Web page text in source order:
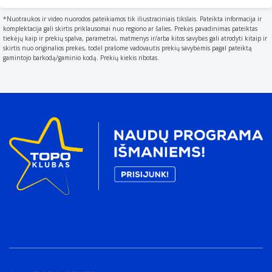
Baterijos amžiškumas
10 metai
Talpinimas palaikomas
Where the product can be placed e.g. indoor/outdoor
Produkto spalva
Baterija
Baterijos technologija
The type of battery in the device
VRLA AGM
If possible
*Nuotraukos ir video nuorodos pateikiamos tik iliustraciniais tikslais. Pateikta informacija ir
komplektacija gali skirtis priklausomai nuo regiono ar šalies. Prekės pavadinimas pateiktas
tiekėjų kaip ir prekių spalva, parametrai, matmenys ir/arba kitos savybės gali atrodyti kitaip ir
skirtis nuo originalios prekės, todėl prašome vadovautis prekių savybėmis pagal pateiktą
gamintojo barkodą/gaminio kodą. Prekių kiekis ribotas.